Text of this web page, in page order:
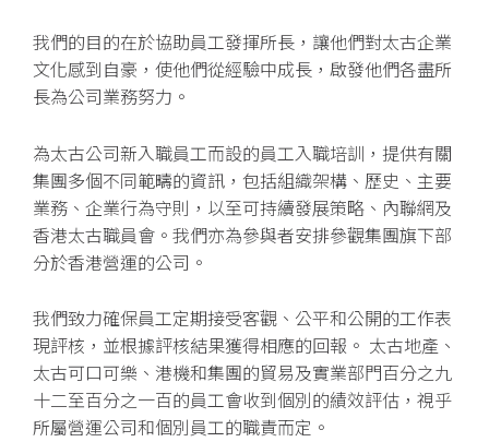
我們的目的在於協助員工發揮所長，讓他們對太古企業
文化感到自豪，使他們從經驗中成長，啟發他們各盡所
長為公司業務努力。
為太古公司新入職員工而設的員工入職培訓，提供有關
集團多個不同範疇的資訊，包括組織架構、歷史、主要
業務、企業行為守則，以至可持續發展策略、內聯網及
香港太古職員會。我們亦為參與者安排參觀集團旗下部
分於香港營運的公司。
我們致力確保員工定期接受客觀、公平和公開的工作表
現評核，並根據評核結果獲得相應的回報。 太古地產、
太古可口可樂、港機和集團的貿易及實業部門百分之九
十二至百分之一百的員工會收到個別的績效評估，視乎
所屬營運公司和個別員工的職責而定。